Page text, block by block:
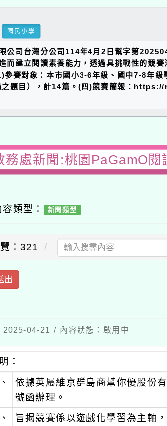
國民小學
公司台灣分公司114年4月2日幫字第
而建立閱讀素養能力，透過具挑戰性的競
賽對象：本市國小3-6年級、國中7-8年
之題目），計14篇。(四)競賽簡報：
務處新聞:桃園PaGamO閱
類型： 新聞類型
：321
出
04-21 / 內容狀態：啟用中
：
依據英屬維京群島商幫你優股份
號函辦理。
旨揭競賽係以遊戲化學習為主軸